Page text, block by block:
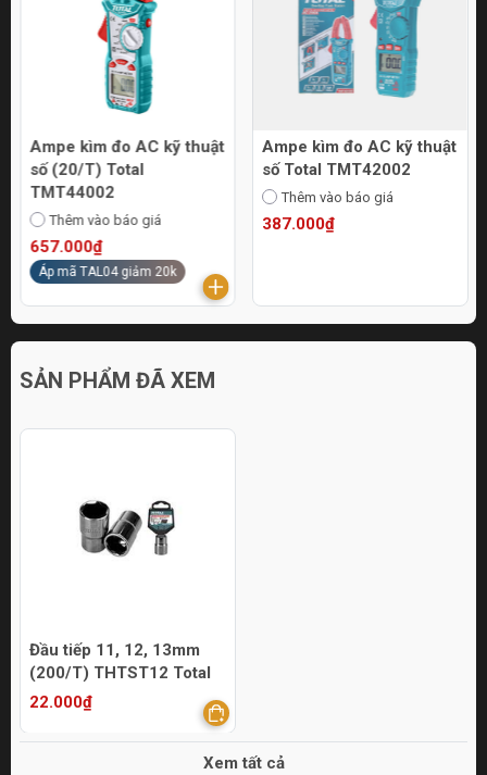
Ampe kìm đo AC kỹ thuật
số (20/T) Total
TMT44002
Thêm vào báo giá
657.000₫
Áp mã TAL04 giảm 20k
Ampe kìm đo AC kỹ thuật
số Total TMT42002
Thêm vào báo giá
387.000₫
SẢN PHẨM ĐÃ XEM
Đầu tiếp 11, 12, 13mm
(200/T) THTST12 Total
22.000₫
Xem tất cả